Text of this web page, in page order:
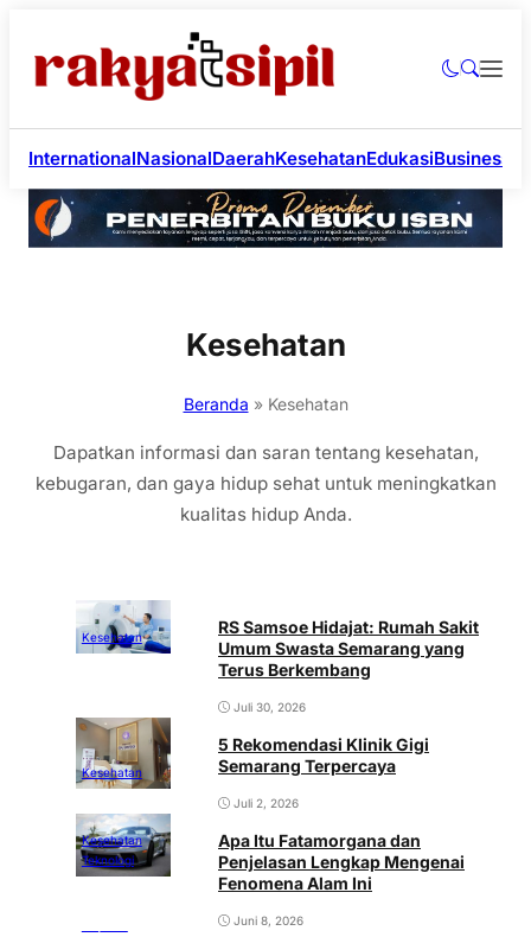
InternationalNasionalDaerahKesehatanEdukasiBusiness
Kesehatan
Beranda » Kesehatan
Dapatkan informasi dan saran tentang kesehatan,
kebugaran, dan gaya hidup sehat untuk meningkatkan
kualitas hidup Anda.
Kesehatan
RS Samsoe Hidajat: Rumah Sakit
Umum Swasta Semarang yang
Terus Berkembang
Juli 30, 2026
Kesehatan
5 Rekomendasi Klinik Gigi
Semarang Terpercaya
Juli 2, 2026
Kesehatan
Teknologi
Apa Itu Fatamorgana dan
Penjelasan Lengkap Mengenai
Fenomena Alam Ini
Juni 8, 2026